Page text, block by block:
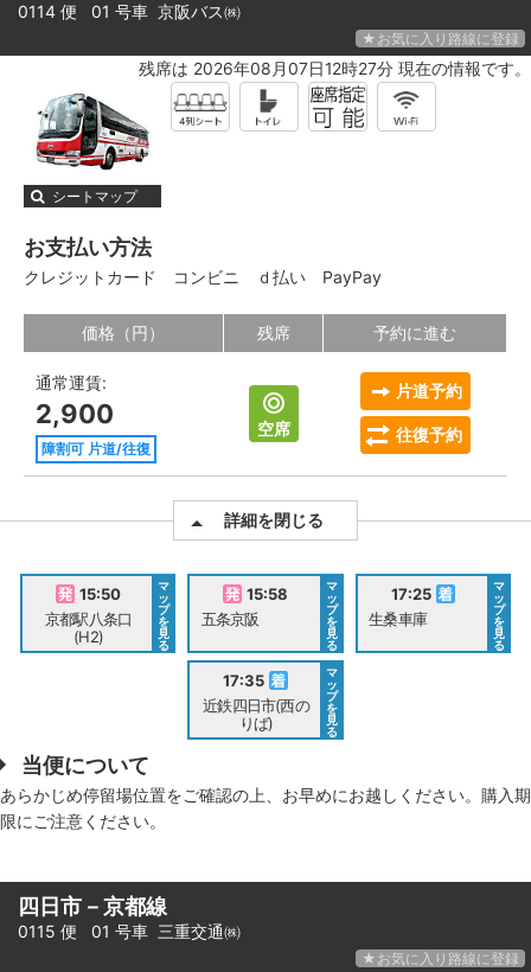
0114 便 01 号車 京阪バス㈱
★お気に入り路線に登録
残席は 2026年08月07日12時27分 現在の情報です。
シートマップ
お支払い方法
クレジットカード コンビニ ｄ払い PayPay
価格（円） 残席 予約に進む
通常運賃:
2,900
障割可 片道/往復
空席
片道予約
往復予約
詳細を閉じる
15:50
京都駅八条口
(H2)
マ
ッ
プ
を
見
る
15:58
五条京阪
マ
ッ
プ
を
見
る
17:25
生桑車庫
マ
ッ
プ
を
見
る
17:35
近鉄四日市(西の
りば)
マ
ッ
プ
を
見
る
当便について
あらかじめ停留場位置をご確認の上、お早めにお越しください。購入期
限にご注意ください。
四日市－京都線
0115 便 01 号車 三重交通㈱
★お気に入り路線に登録